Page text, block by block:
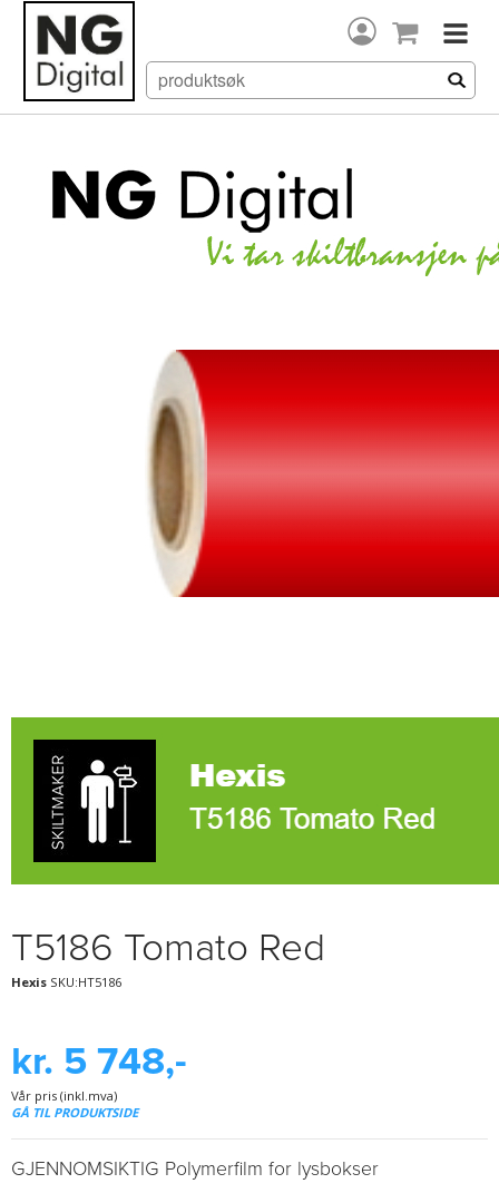
T5186 Tomato Red
Hexis SKU:HT5186
kr. 5 748,-
Vår pris (inkl.mva)
GÅ TIL PRODUKTSIDE
GJENNOMSIKTIG Polymerfilm for lysbokser